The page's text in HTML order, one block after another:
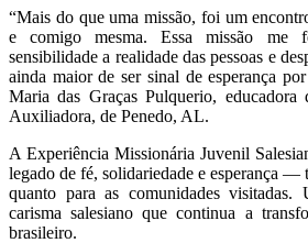
“Mais do que uma missão, foi um
e comigo mesma. Essa missão me
sensibilidade a realidade das pessoas e
ainda maior de ser sinal de esperança
Maria das Graças Pulquerio,
Auxiliadora, de Penedo, AL.
A Experiência Missionária Juvenil
legado de fé, solidariedade e esperança —
quanto para as comunidades
carisma salesiano que continua a
brasileiro.